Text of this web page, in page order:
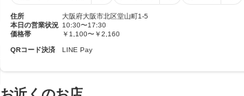
住所
大阪府大阪市北区堂山町1-5
本日の営業状況 10:30〜17:30
価格帯
￥1,100〜￥2,160
QRコード決済 LINE Pay